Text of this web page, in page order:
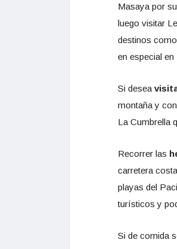
Masaya por
luego visitar
destinos
en especial en
Si desea
montaña y
La Cumbrella
Recorrer las
carretera
playas del
turísticos y
Si de comida